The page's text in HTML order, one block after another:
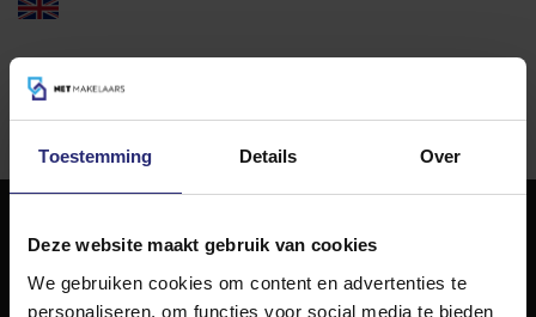
Toestemming Details Over
Deze website maakt gebruik van cookies
We gebruiken cookies om content en advertenties te
personaliseren, om functies voor social media te bieden
023 303 54 44
NET Makelaars
NET Makelaars is een modern makelaarskantoor met